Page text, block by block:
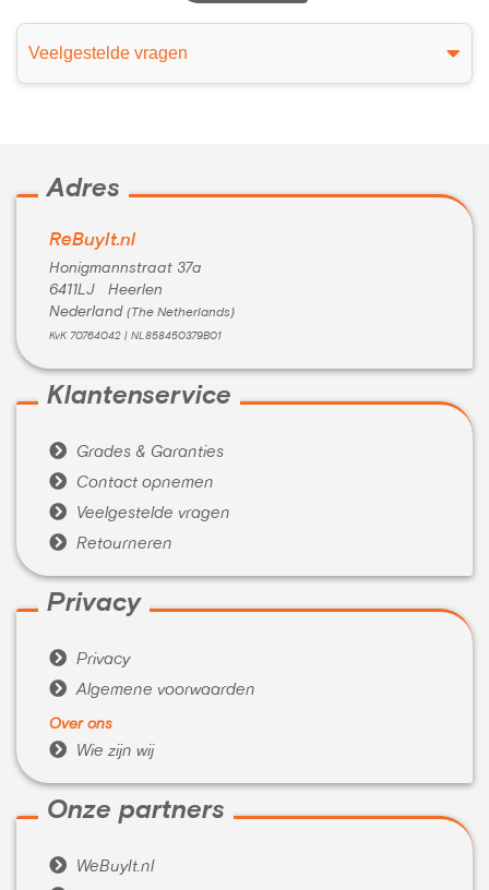
Veelgestelde vragen
Adres
ReBuyIt.nl
Honigmannstraat 37a
6411LJ Heerlen
Nederland (The Netherlands)
KvK 70764042 | NL858450379B01
Klantenservice
 Grades & Garanties
 Contact opnemen
 Veelgestelde vragen
 Retourneren
Privacy
 Privacy
 Algemene voorwaarden
Over ons
 Wie zijn wij
Onze partners
 WeBuyIt.nl